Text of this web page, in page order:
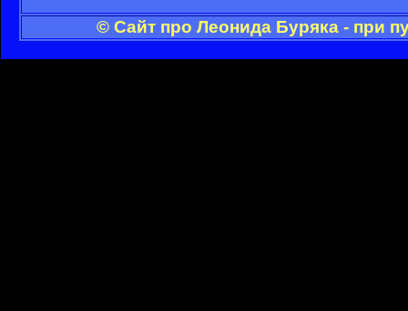
© Сайт про Леонида Буряка - при